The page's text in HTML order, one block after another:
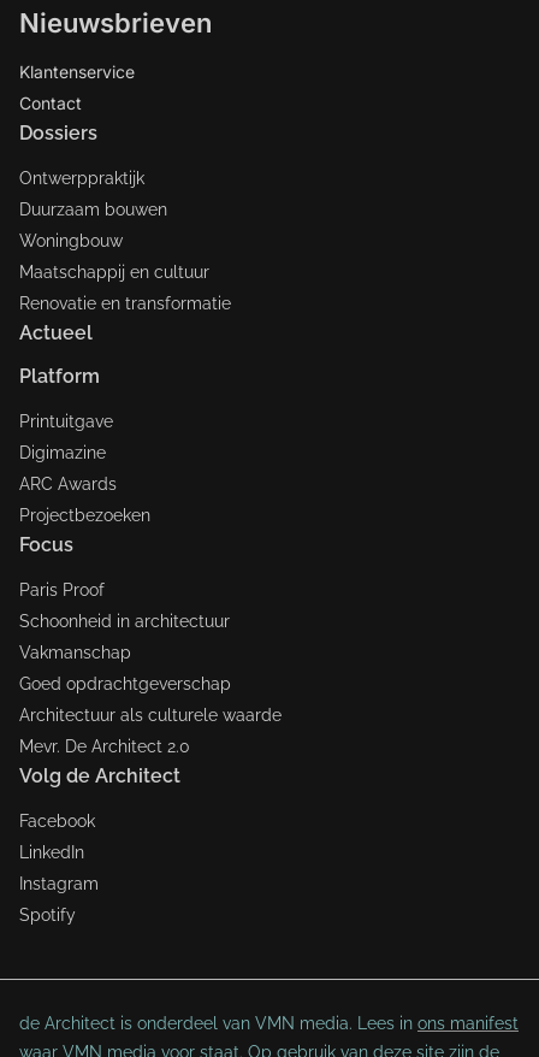
Nieuwsbrieven
Klantenservice
Contact
Dossiers
Ontwerppraktijk
Duurzaam bouwen
Woningbouw
Maatschappij en cultuur
Renovatie en transformatie
Actueel
Platform
Printuitgave
Digimazine
ARC Awards
Projectbezoeken
Focus
Paris Proof
Schoonheid in architectuur
Vakmanschap
Goed opdrachtgeverschap
Architectuur als culturele waarde
Mevr. De Architect 2.0
Volg de Architect
Facebook
LinkedIn
Instagram
Spotify
de Architect is onderdeel van VMN media. Lees in ons manifest
waar VMN media voor staat. Op gebruik van deze site zijn de